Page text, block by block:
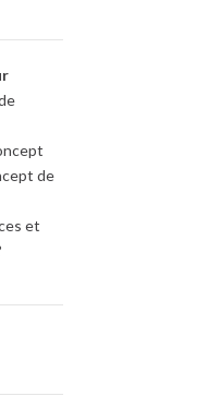
de
et